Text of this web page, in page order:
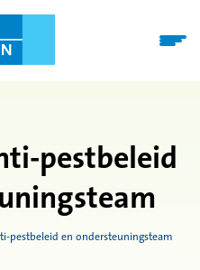
pestbeleid
pestbeleid en ondersteuningsteam